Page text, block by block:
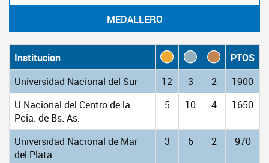
MEDALLERO
Institucion
PTOS
Universidad Nacional del Sur
12 3 2
1900
U Nacional del Centro de la
Pcia. de Bs. As.
5 10 4 1650
Universidad Nacional de Mar
del Plata
3 6 2 970